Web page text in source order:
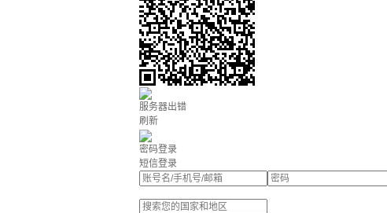
服务器出错
刷新
密码登录
短信登录